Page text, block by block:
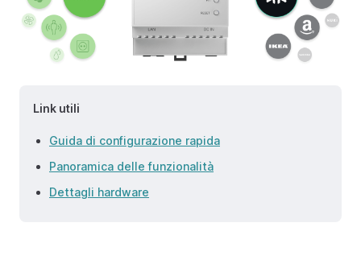
Link utili
Guida di configurazione rapida
Panoramica delle funzionalità
Dettagli hardware